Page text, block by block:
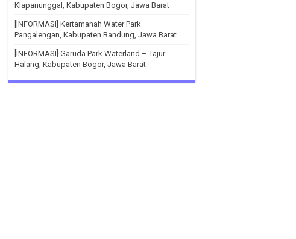
Klapanunggal, Kabupaten Bogor, Jawa Barat
[INFORMASI] Kertamanah Water Park –
Pangalengan, Kabupaten Bandung, Jawa Barat
[INFORMASI] Garuda Park Waterland – Tajur
Halang, Kabupaten Bogor, Jawa Barat